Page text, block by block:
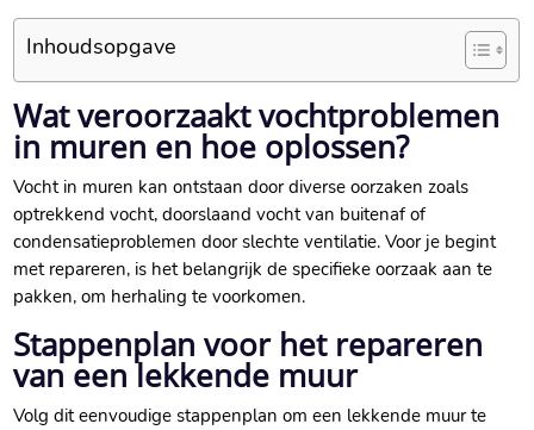
Inhoudsopgave
Wat veroorzaakt vochtproblemen
in muren en hoe oplossen?
Vocht in muren kan ontstaan door diverse oorzaken zoals
optrekkend vocht, doorslaand vocht van buitenaf of
condensatieproblemen door slechte ventilatie.​ Voor je begint
met repareren, is het belangrijk de specifieke oorzaak aan te
pakken, om herhaling te voorkomen.​
Stappenplan voor het repareren
van een lekkende muur
Volg dit eenvoudige stappenplan om een lekkende muur te